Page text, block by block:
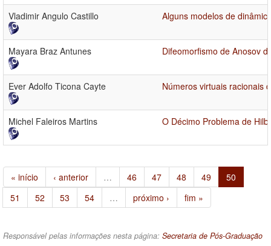
Vladimir Angulo Castillo Alguns modelos de
Mayara Braz Antunes Difeomorfismo de Anosov
Ever Adolfo Ticona Cayte Números virtuais racionais
Michel Faleiros Martins O Décimo Problema de
« início ‹ anterior … 46 47 48 49
50
51
52 53 54 … próximo › fim »
Responsável pelas informações nesta página: Secretaria de Pós-Graduação